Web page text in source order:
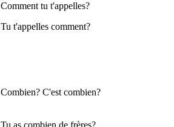
Comment tu t'appelles?
Tu t'appelles comment?
Combien? C'est combien?
Tu as combien de frères?